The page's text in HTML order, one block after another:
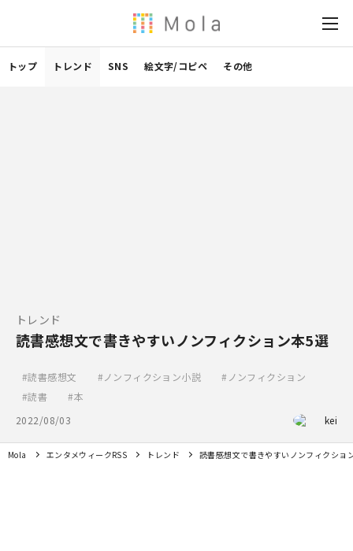
トップ トレンド SNS 絵文字/コピペ その他
トレンド
読書感想文で書きやすいノンフィクション本5選
読書感想文 ノンフィクション小説
ノンフィクション
読書
本
2022/08/03
kei
Mola エンタメウィークRSS トレンド 読書感想文で書きやすいノンフィクショ